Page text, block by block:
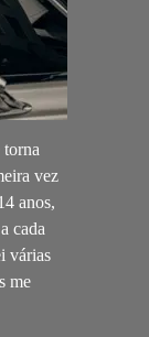
torna
vez
anos,
cada
várias
me